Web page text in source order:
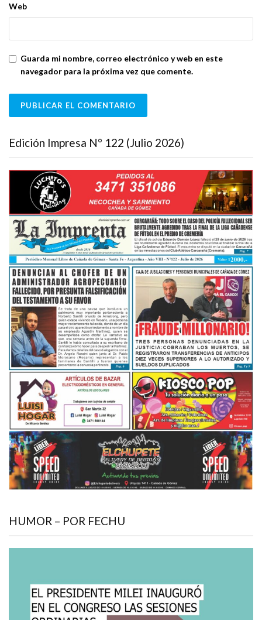
Web
Guarda mi nombre, correo electrónico y web en este
navegador para la próxima vez que comente.
Edición Impresa N° 122 (Julio 2026)
HUMOR – POR FECHU